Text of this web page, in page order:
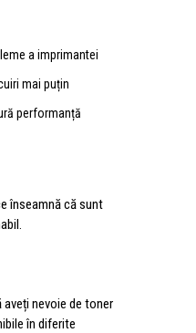
a imprimantei
mai puțin
performanță
înseamnă că sunt
nevoie de toner
în diferite